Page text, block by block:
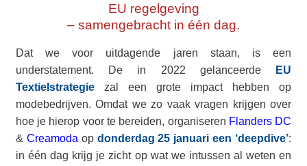
EU regelgeving
– samengebracht in één dag.
Dat we voor uitdagende jaren staan, is een
understatement. De in 2022 gelanceerde
EU
Textielstrategie
zal een grote impact hebben op
modebedrijven. Omdat we zo vaak vragen krijgen over
hoe je hierop voor te bereiden, organiseren Flanders DC
& Creamoda op donderdag 25 januari een ‘deepdive’:
in één dag krijg je zicht op wat we intussen al weten en